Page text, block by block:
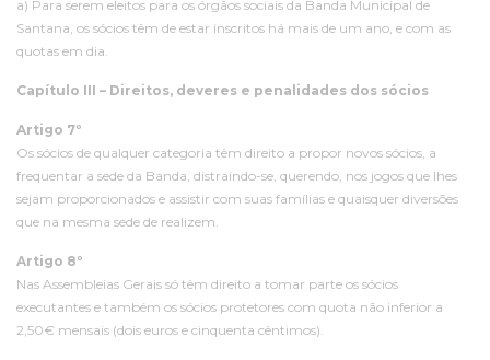
a) Para serem eleitos para os órgãos sociais da Banda Municipal de
Santana, os sócios têm de estar inscritos há mais de um ano, e com as
quotas em dia.
Capítulo III – Direitos, deveres e penalidades dos sócios
Artigo 7º
Os sócios de qualquer categoria têm direito a propor novos sócios, a
frequentar a sede da Banda, distraindo-se, querendo, nos jogos que lhes
sejam proporcionados e assistir com suas famílias e quaisquer diversões
que na mesma sede de realizem.
Artigo 8º
Nas Assembleias Gerais só têm direito a tomar parte os sócios
executantes e também os sócios protetores com quota não inferior a
2,50€ mensais (dois euros e cinquenta cêntimos).